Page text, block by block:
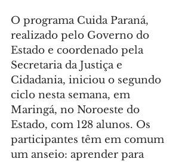
O programa Cuida Paraná,
realizado pelo Governo do
Estado e coordenado pela
Secretaria da Justiça e
Cidadania, iniciou o segundo
ciclo nesta semana, em
Maringá, no Noroeste do
Estado, com 128 alunos. Os
participantes têm em comum
um anseio: aprender para